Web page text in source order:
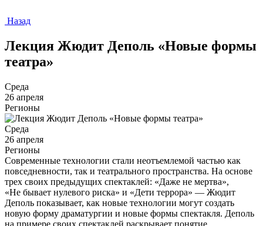
Назад
Лекция Жюдит Деполь «Новые формы
театра»
Среда
26 апреля
Регионы
Среда
26 апреля
Регионы
Современные технологии стали неотъемлемой частью как
повседневности, так и театрального пространства. На основе
трех своих предыдущих спектаклей: «Даже не мертва»,
«Не бывает нулевого риска» и «Дети террора» — Жюдит
Деполь показывает, как новые технологии могут создать
новую форму драматургии и новые формы спектакля. Деполь
на примере своих спектаклей раскрывает понятие